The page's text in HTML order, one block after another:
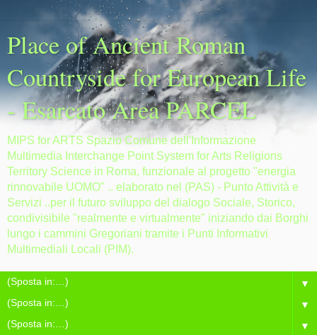
Place of Ancient Roman
Countryside for European Life
- Esarcato Area PARCEL
MIPS for ARTS Spazio Comune dell'Informazione
Multimedia Interchange Point System for Arts Religions
Territory Science in Roma, funzionale al progetto "energia
rinnovabile UOMO" .. elaborato nel (PAS) - Punto Attività e
Servizi ..per il futuro sviluppo del dialogo Sociale, Storico,
condivisibile "realmente e virtualmente" iniziando dai Borghi
lungo i cammini Gregoriani tramite i Punti Informativi
Multimediali Locali (PIM).
▼
▼
▼